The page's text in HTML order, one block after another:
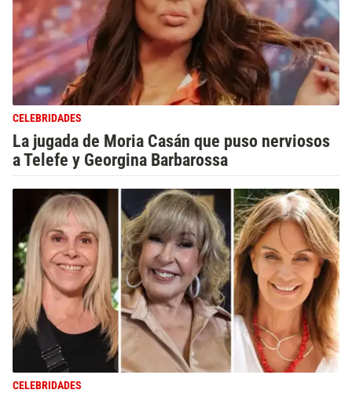
CELEBRIDADES
La jugada de Moria Casán que puso nerviosos
a Telefe y Georgina Barbarossa
CELEBRIDADES